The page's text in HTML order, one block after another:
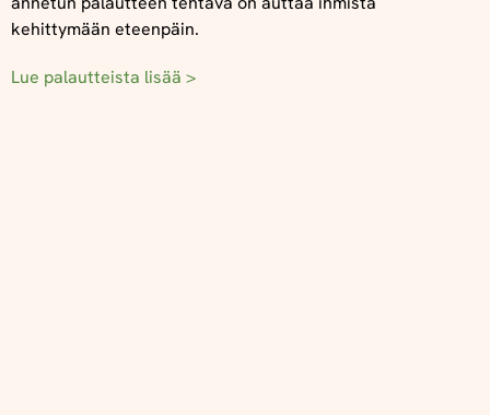
kehittymään eteenpäin.
Lue palautteista lisää >